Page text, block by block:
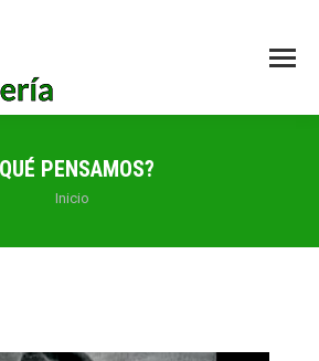
PENSAMOS?
Estás aquí:
Inicio